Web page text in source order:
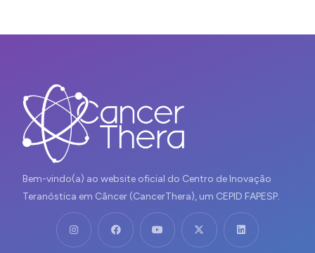
Bem-vindo(a) ao website oficial do Centro de Inovação
Teranóstica em Câncer (CancerThera), um CEPID FAPESP.